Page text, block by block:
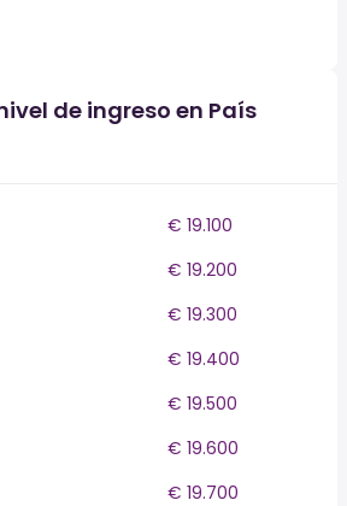
de ingreso en País
€ 19.100
€ 19.200
€ 19.300
€ 19.400
€ 19.500
€ 19.600
€ 19.700